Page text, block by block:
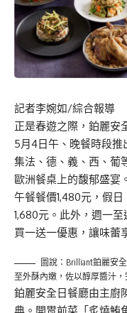
記者李婉如/綜合報導
正是春遊之際，鉑麗安
5月4日午、晚餐時段
集法、德、義、西、葡
歐洲餐桌上的馥郁盛宴
午餐餐價1,480元，假
1,680元。此外，週一
買一送一優惠，讓味蕾
圖說：Brilliant鉑麗安
至外酥內嫩，佐以醇厚醬汁
鉑麗安全日餐廳由主廚